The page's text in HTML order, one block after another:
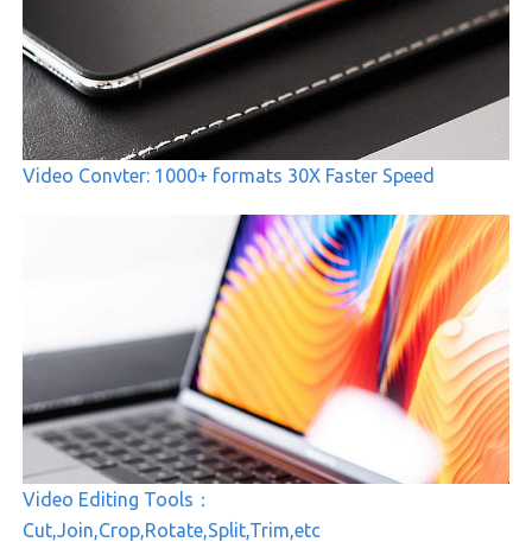
Video Convter: 1000+ formats 30X Faster Speed
Video Editing Tools：
Cut,Join,Crop,Rotate,Split,Trim,etc